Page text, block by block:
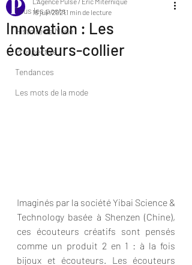
Tous les posts
Histoire de Mode
Prospective
Tendances
Les mots de la mode
Innovation : Les
écouteurs-collier
16 juin 20211 min de lecture
Imaginés par la société Yibai Science &
Technology basée à Shenzen (Chine),
ces écouteurs créatifs sont pensés
comme un produit 2 en 1 : à la fois
bijoux et écouteurs. Les écouteurs